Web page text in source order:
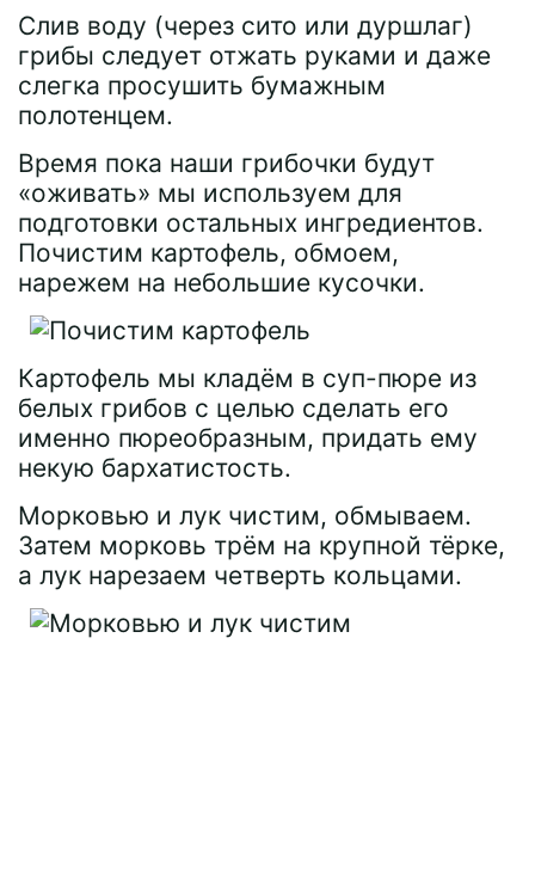
Слив воду (через сито или дуршлаг)
грибы следует отжать руками и даже
слегка просушить бумажным
полотенцем.
Время пока наши грибочки будут
«оживать» мы используем для
подготовки остальных ингредиентов.
Почистим картофель, обмоем,
нарежем на небольшие кусочки.
Картофель мы кладём в суп-пюре из
белых грибов с целью сделать его
именно пюреобразным, придать ему
некую бархатистость.
Морковью и лук чистим, обмываем.
Затем морковь трём на крупной тёрке,
а лук нарезаем четверть кольцами.